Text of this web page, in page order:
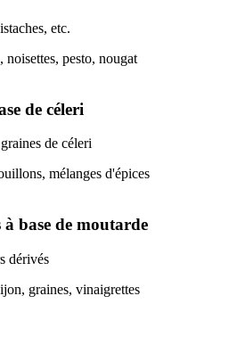
etc.
noisettes, pesto, nougat
de céleri
de céleri
mélanges d'épices
base de moutarde
dérivés
graines, vinaigrettes